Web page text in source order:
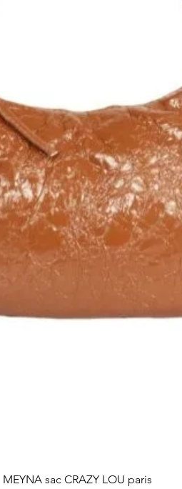
tout-en-un
vous permet
l'accessoire idéal
élégant et sa
Lou Paris est à la
du quotidien. Offrez-
avec ce
de renom.
Aperçu rapide
MEYNA sac CRAZY LOU paris